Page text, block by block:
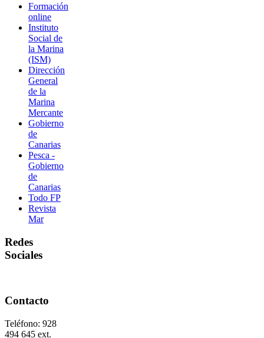
Formación
online
Instituto
Social de
la Marina
(ISM)
Dirección
General
de la
Marina
Mercante
Gobierno
de
Canarias
Pesca -
Gobierno
de
Canarias
Todo FP
Revista
Mar
Redes
Sociales
Contacto
Teléfono: 928
494 645 ext.